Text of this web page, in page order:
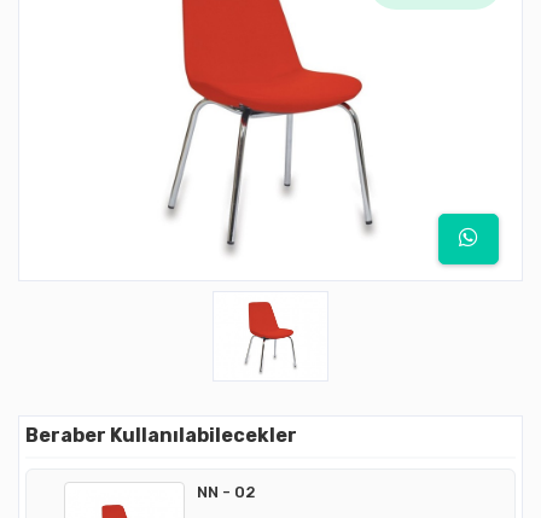
Beraber Kullanılabilecekler
NN - 02